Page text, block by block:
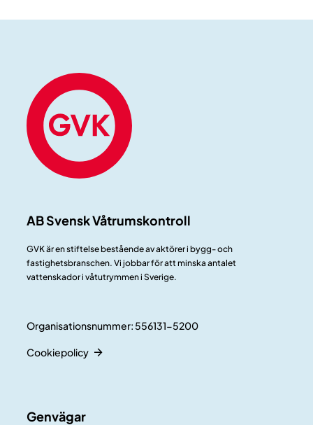
AB Svensk Våtrumskontroll
GVK är en stiftelse bestående av aktörer i bygg- och
fastighetsbranschen. Vi jobbar för att minska antalet
vattenskador i våtutrymmen i Sverige.
Organisationsnummer: 556131-5200
Cookiepolicy
Genvägar